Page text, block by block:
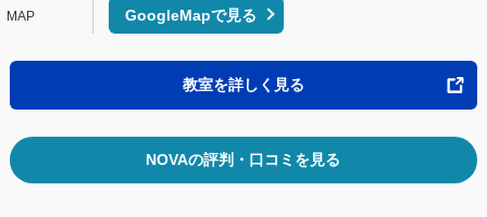
GoogleMapで見る
教室を詳しく見る
NOVAの評判・口コミを見る